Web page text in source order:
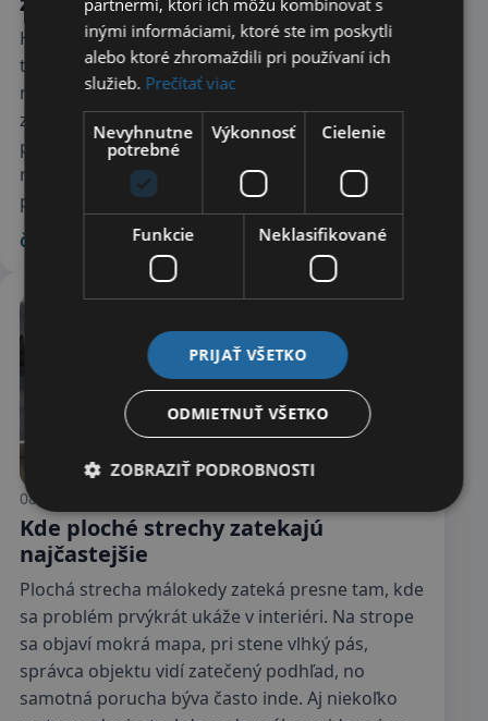
Hydroizolácia základov a pivníc zlyháva najmä
tam, kde sa podcení príčina vlhkosti, tlak vody,
napojenie detailov alebo ochrana vrstvy pri
zásype. Článok vysvetľuje, prečo vzniká vlhká
pivnica, ako sa porucha šíri, ktoré chyby sa pri
realizácii opakujú najčastejšie a kedy už nestačí
povrchová oprava zvnútra.
Čítať viac
08.04.2026
Kde ploché strechy zatekajú
najčastejšie
Plochá strecha málokedy zateká presne tam, kde
sa problém prvýkrát ukáže v interiéri. Na strope
sa objaví mokrá mapa, pri stene vlhký pás,
správca objektu vidí zatečený podhľad, no
samotná porucha býva často inde. Aj niekoľko
partnermi, ktorí ich môžu kombinovať s
inými informáciami, ktoré ste im poskytli
alebo ktoré zhromaždili pri používaní ich
služieb. Prečítať viac
Nevyhnutne
potrebné
Výkonnosť Cielenie
Funkcie Neklasifikované
PRIJAŤ VŠETKO
ODMIETNUŤ VŠETKO
ZOBRAZIŤ PODROBNOSTI